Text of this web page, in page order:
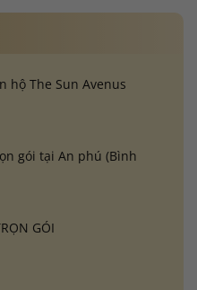
hộ The Sun Avenus
gói tại An phú (Bình
GÓI